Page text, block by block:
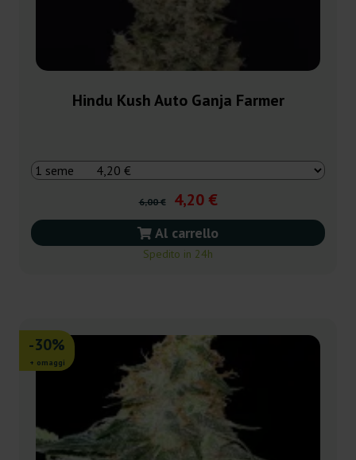
Hindu Kush Auto Ganja Farmer
6,00 € 4,20 €
Al carrello
Spedito in 24h
-30%
+ omaggi